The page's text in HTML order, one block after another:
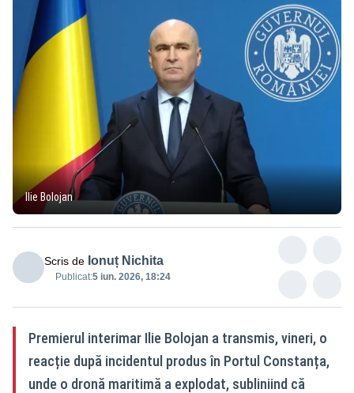
Ilie Bolojan
Scris de Ionuț Nichita
Publicat:5 iun. 2026, 18:24
Premierul interimar Ilie Bolojan a transmis, vineri, o
reacție după incidentul produs în Portul Constanța,
unde o dronă maritimă a explodat, subliniind că